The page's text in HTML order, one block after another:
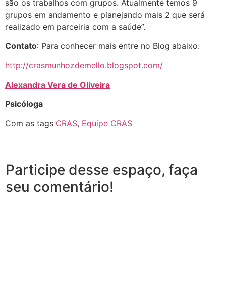
são os trabalhos com grupos. Atualmente temos 9
grupos em andamento e planejando mais 2 que será
realizado em parceiria com a saúde”.
Contato: Para conhecer mais entre no Blog abaixo:
http://crasmunhozdemello.blogspot.com/
Alexandra Vera de Oliveira
Psicóloga
Com as tags CRAS, Equipe CRAS
Participe desse espaço, faça
seu comentário!